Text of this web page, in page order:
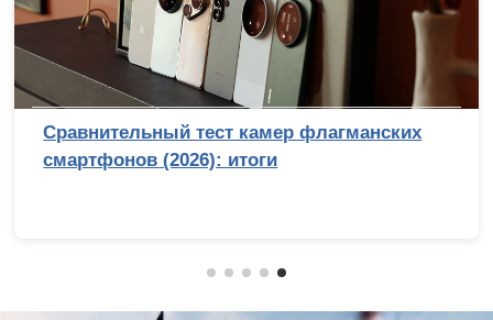
Обзор беззеркальной камеры Sony Alpha 7
V: эволюция с человеческим лицом